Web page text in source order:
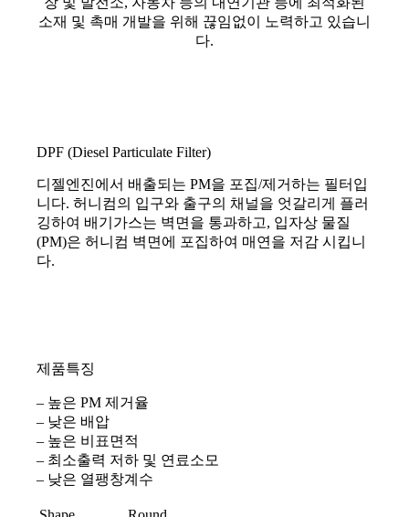
소재 및 촉매 개발을 위해 끊임없이 노력하고 있습니
다.
DPF (Diesel Particulate Filter)
디젤엔진에서 배출되는 PM을 포집/제거하는 필터입
니다. 허니컴의 입구와 출구의 채널을 엇갈리게 플러
깅하여 배기가스는 벽면을 통과하고, 입자상 물질
(PM)은 허니컴 벽면에 포집하여 매연을 저감 시킵니
다.
제품특징
– 높은 PM 제거율
– 낮은 배압
– 높은 비표면적
– 최소출력 저하 및 연료소모
– 낮은 열팽창계수